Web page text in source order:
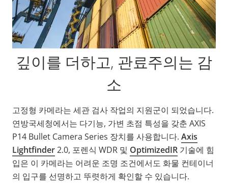
깊이를 더하고, 관료주의는 감
소
고정형 카메라는 세관 검사 작업의 지원군이 되었습니다.
연방국세청에서는 다기능, 가변 초점 특성을 갖춘 AXIS
P14 Bullet Camera Series 장치를 사용합니다. Axis
Lightfinder2.0, 포렌식 WDR 및 OptimizedIR 기술에 힘
입은 이 카메라는 어려운 조명 조건에서도 화물 컨테이너
의 입구를 선명하고 뚜렷하게 확인할 수 있습니다.